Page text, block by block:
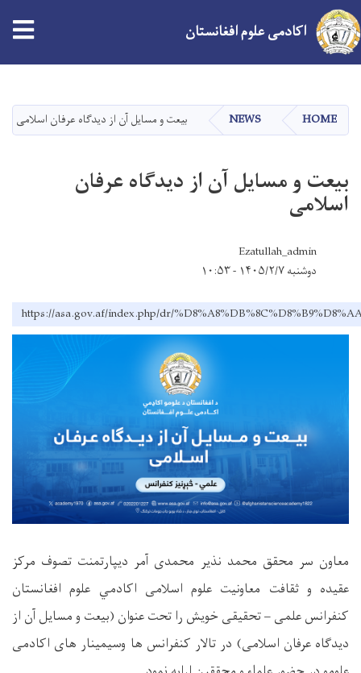
main
content
اکادمی علوم افغانستان
HOME
NEWS بیعت و مسایل آن از دیدگاه عرفان اسلامی
بیعت و مسایل آن از دیدگاه عرفان
اسلامی
Ezatullah_admin
دوشنبه ۱۴۰۵/۲/۷ - ۱۰:۵۳
https://asa.gov.af/index.php/dr/
معاون سر محقق محمد نذیر محمدی آمر دیپارتمنت تصوف مرکز
عقیده و ثقافت معاونیت علوم اسلامی اکادمي علوم افغانستان
کنفرانس علمی – تحقیقی خویش را تحت عنوان (بیعت و مسایل آن از
دیدگاه عرفان اسلامی) در تالار کنفرانس ها وسیمینار های اکادمی